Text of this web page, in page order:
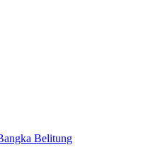
Belitung